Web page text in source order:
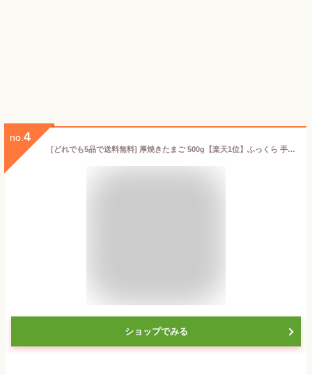
no. 4
[どれでも5品で送料無料] 厚焼きたまご 500g【楽天1位】ふっくら 手作り感のある玉子焼き お弁当 おかず おつまみ 夜食 大容量 業務用サイズでお得 冷凍【動画あり】
ショップでみる